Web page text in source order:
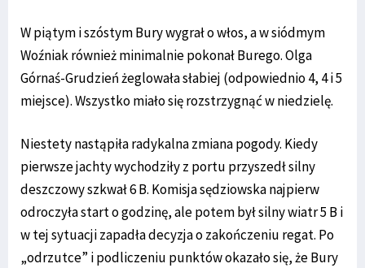
W piątym i szóstym Bury wygrał o włos, a w siódmym
Woźniak również minimalnie pokonał Burego. Olga
Górnaś-Grudzień żeglowała słabiej (odpowiednio 4, 4 i 5
miejsce). Wszystko miało się rozstrzygnąć w niedzielę.
Niestety nastąpiła radykalna zmiana pogody. Kiedy
pierwsze jachty wychodziły z portu przyszedł silny
deszczowy szkwał 6 B. Komisja sędziowska najpierw
odroczyła start o godzinę, ale potem był silny wiatr 5 B i
w tej sytuacji zapadła decyzja o zakończeniu regat. Po
„odrzutce” i podliczeniu punktów okazało się, że Bury